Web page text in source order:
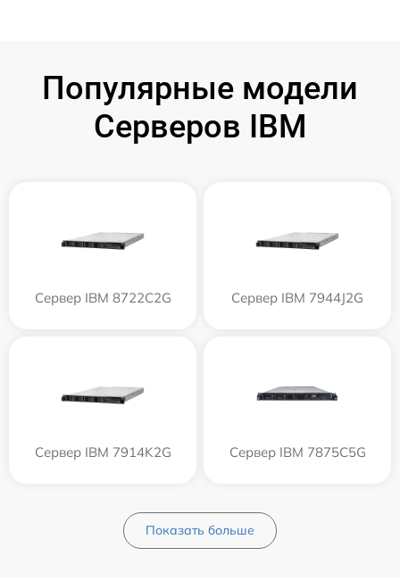
Популярные модели
Серверов IBM
Сервер IBM 8722C2G Сервер IBM 7944J2G
Сервер IBM 7914K2G Сервер IBM 7875C5G
Показать больше